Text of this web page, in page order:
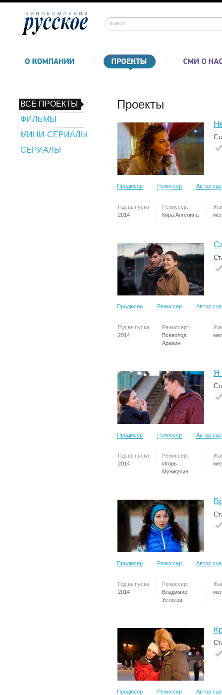
ВСЕ ПРОЕКТЫ
ФИЛЬМЫ
МИНИ-СЕРИАЛЫ
СЕРИАЛЫ
Проекты
Продюсер Режиссер Автор
Год выпуска:
2014
Режиссер:
Кира Ангелина
Продюсер Режиссер Автор
Год выпуска:
2014
Режиссер:
Всеволод
Аравин
Я
Продюсер Режиссер Автор
Год выпуска:
2014
Режиссер:
Игорь
Мужжухин
Продюсер Режиссер Автор
Год выпуска:
2014
Режиссер:
Владимир
Устюгов
Продюсер Режиссер Автор